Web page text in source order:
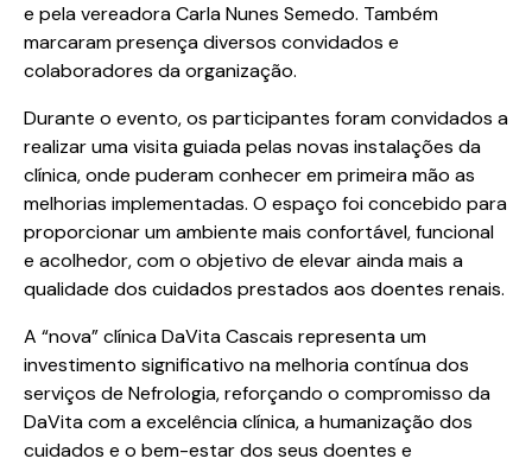
e pela vereadora Carla Nunes Semedo. Também
marcaram presença diversos convidados e
colaboradores da organização.
Durante o evento, os participantes foram convidados a
realizar uma visita guiada pelas novas instalações da
clínica, onde puderam conhecer em primeira mão as
melhorias implementadas. O espaço foi concebido para
proporcionar um ambiente mais confortável, funcional
e acolhedor, com o objetivo de elevar ainda mais a
qualidade dos cuidados prestados aos doentes renais.
A “nova” clínica DaVita Cascais representa um
investimento significativo na melhoria contínua dos
serviços de Nefrologia, reforçando o compromisso da
DaVita com a excelência clínica, a humanização dos
cuidados e o bem-estar dos seus doentes e